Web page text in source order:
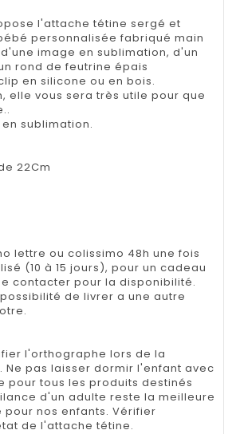
l'attache tétine sergé et
personnalisée fabriqué main
image en sublimation, d'un
rond de feutrine épais
en silicone ou en bois.
elle vous sera très utile pour que
sublimation.
22Cm
lettre ou colissimo 48h une fois
(10 à 15 jours), pour un cadeau
contacter pour la disponibilité.
de livrer a une autre
l'orthographe lors de la
Ne pas laisser dormir l'enfant avec
pour tous les produits destinés
d'un adulte reste la meilleure
nos enfants. Vérifier
de l'attache tétine.